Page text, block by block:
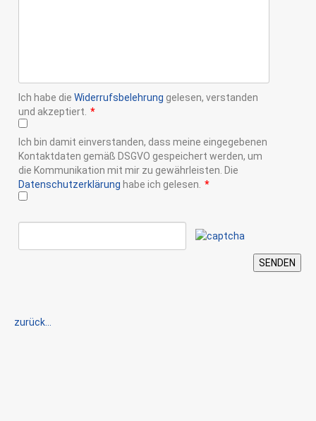
Ich habe die Widerrufsbelehrung gelesen, verstanden
und akzeptiert. *
Ich bin damit einverstanden, dass meine eingegebenen
Kontaktdaten gemäß DSGVO gespeichert werden, um
die Kommunikation mit mir zu gewährleisten. Die
Datenschutzerklärung habe ich gelesen. *
SENDEN
zurück...